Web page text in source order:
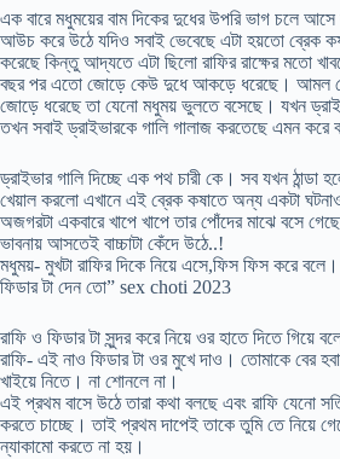
এক বারে মধুময়ের বাম দিকের দুধের উপরি ভাগ চলে
আউচ করে উঠে যদিও সবাই ভেবেছে এটা হয়তো ব্রেক
করেছে কিন্তু আদ্যতে এটা ছিলো রাফির রাক্ষের মতো
বছর পর এতো জোড়ে কেউ দুধে আকড়ে ধরেছে। আমল
জোড়ে ধরেছে তা যেনো মধুময় ভুলতে বসেছে। যখন
তখন সবাই ড্রাইভারকে গালি গালাজ করতেছে এমন করে
ড্রাইভার গালি দিচ্ছে এক পথ চারী কে। সব যখন
খেয়াল করলো এখানে এই ব্রেক কষাতে অন্য একটা
অজগরটা একবারে খাপে খাপে তার পোঁদের মাঝে বসে
ভাবনায় আসতেই বাচ্চাটা কেঁদে উঠে..!
মধুময়- মুখটা রাফির দিকে নিয়ে এসে,ফিস ফিস করে
ফিডার টা দেন তো” sex choti 2023
রাফি ও ফিডার টা সুন্দর করে নিয়ে ওর হাতে দিতে গিয়ে
রাফি- এই নাও ফিডার টা ওর মুখে দাও। তোমাকে বের
খাইয়ে নিতে। না শোনলে না।
এই প্রথম বাসে উঠে তারা কথা বলছে এবং রাফি যেনো
করতে চাচ্ছে। তাই প্রথম দাপেই তাকে তুমি তে নিয়ে
ন্যাকামো করতে না হয়।